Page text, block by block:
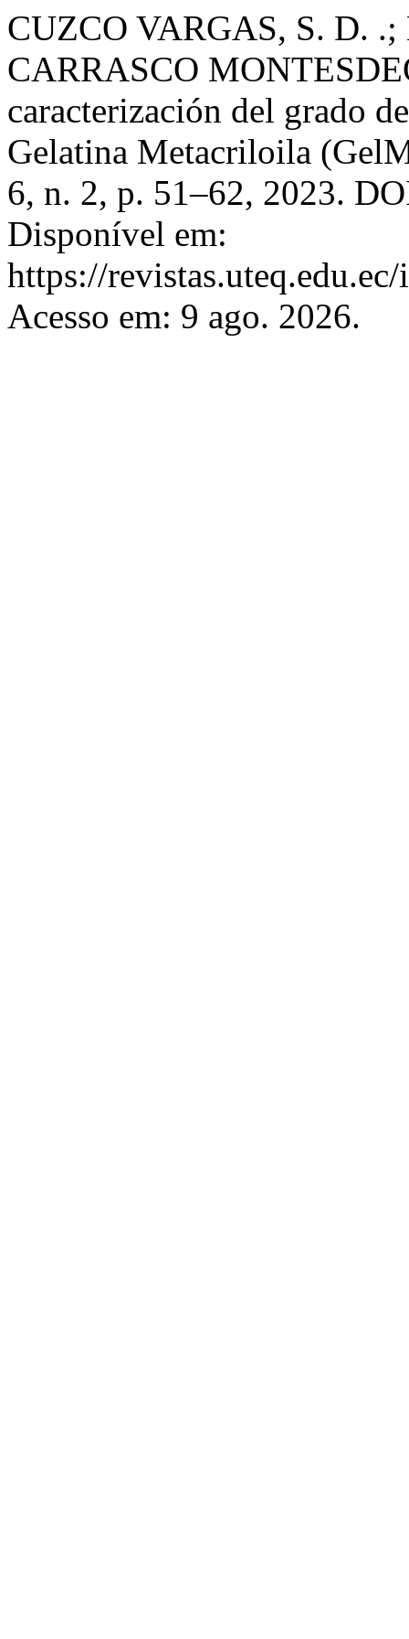
CUZCO VARGAS, S. D.
CARRASCO
caracterización del grado
Gelatina Metacriloila
6, n. 2, p. 51–62, 2023.
Disponível em:
https://
Acesso em: 9 ago. 2026.